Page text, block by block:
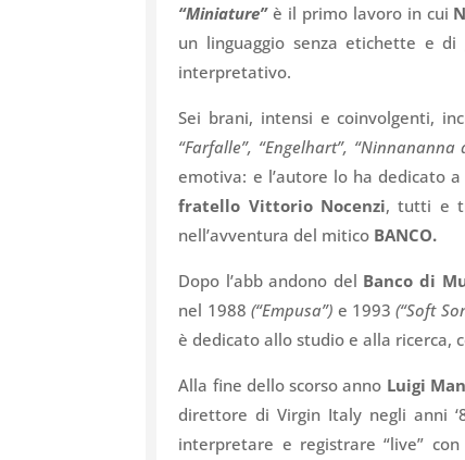
“Miniature”è il primo lavoro in cui
un linguaggio senza etichette e
interpretativo.
Sei brani, intensi e coinvolgenti,
“Farfalle”, “Engelhart”, “Ninnananna
emotiva: e l’autore lo ha dedicato a
fratello Vittorio Nocenzi, tutti e
nell’avventura del mitico BANCO.
Dopo l’abb andono del Banco di
nel 1988(“Empusa”) e 1993(“Soft
è dedicato allo studio e alla ricerca,
Alla fine dello scorso anno Luigi
direttore di Virgin Italy negli anni
interpretare e registrare “live”